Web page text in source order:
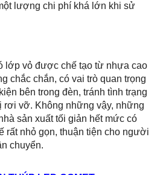
lượng chi phí khá lớn khi sử
lớp vỏ được chế tạo từ nhựa cao
chắc chắn, có vai trò quan trọng
bên trong đèn, tránh tình trạng
rơi vỡ. Không những vậy, những
sản xuất tối giản hết mức có
rất nhỏ gọn, thuận tiện cho người
chuyển.